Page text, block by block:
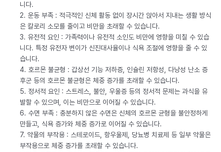
니다.
2. 운동 부족 : 적극적인 신체 활동 없이 장시간 앉아서 지내는 생활 방식
은 칼로리 소모를 줄이고 비만을 초래할 수 있습니다.
3. 유전적 요인 : 가족력이나 유전적 소인도 비만에 영향을 미칠 수 있습
니다. 특정 유전자 변이가 신진대사율이나 식욕 조절에 영향을 줄 수 있
습니다.
4. 호르몬 불균형 : 갑상선 기능 저하증, 인슐린 저항성, 다낭성 난소 증
후군 등의 호르몬 불균형은 체중 증가를 초래할 수 있습니다.
5. 정서적 요인 : 스트레스, 불안, 우울증 등의 정서적 문제는 과식을 유
발할 수 있으며, 이는 비만으로 이어질 수 있습니다.
6. 수면 부족 : 충분하지 않은 수면은 신체의 호르몬 균형을 불안정하게
만들고, 식욕 증가와 체중 증가로 이어질 수 있습니다.
7. 약물의 부작용 : 스테로이드, 항우울제, 당뇨병 치료제 등 일부 약물은
부작용으로 체중 증가를 초래할 수 있습니다.